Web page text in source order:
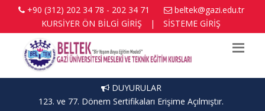
+90 (312) 202 34 78 - 202 34 71
beltek@gazi.edu.tr
KURSİYER ÖN BİLGİ GİRİŞ
| SİSTEME GİRİŞ
DUYURULAR
123. ve 77. Dönem Sertifikaları Erişime Açılmıştır.